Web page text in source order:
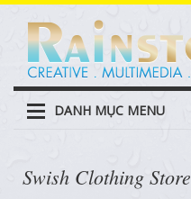
DANH MỤC MENU
Swish Clothing Store